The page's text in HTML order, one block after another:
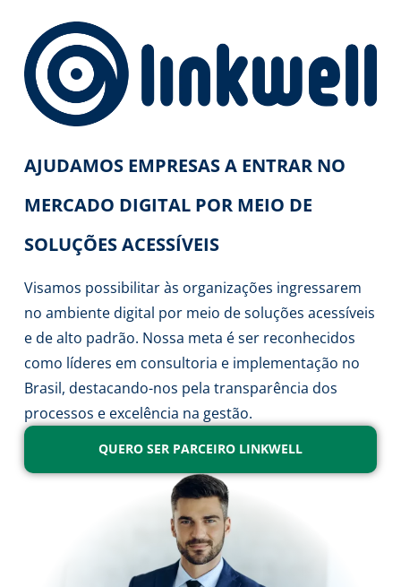
AJUDAMOS EMPRESAS A ENTRAR NO
MERCADO DIGITAL POR MEIO DE
SOLUÇÕES ACESSÍVEIS
Visamos possibilitar às organizações ingressarem
no ambiente digital por meio de soluções acessíveis
e de alto padrão. Nossa meta é ser reconhecidos
como líderes em consultoria e implementação no
Brasil, destacando-nos pela transparência dos
processos e excelência na gestão.
QUERO SER PARCEIRO LINKWELL